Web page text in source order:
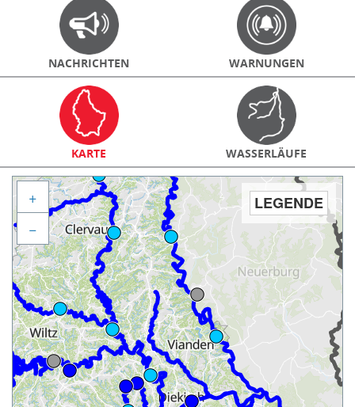
NACHRICHTEN WARNUNGEN
KARTE WASSERLÄUFE
LEGENDE
+
−